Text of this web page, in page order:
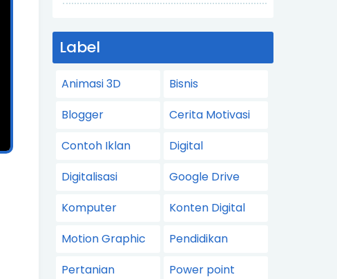
Label
Animasi 3D
Bisnis
Blogger
Cerita Motivasi
Contoh Iklan
Digital
Digitalisasi
Google Drive
Komputer
Konten Digital
Motion Graphic
Pendidikan
Pertanian
Power point